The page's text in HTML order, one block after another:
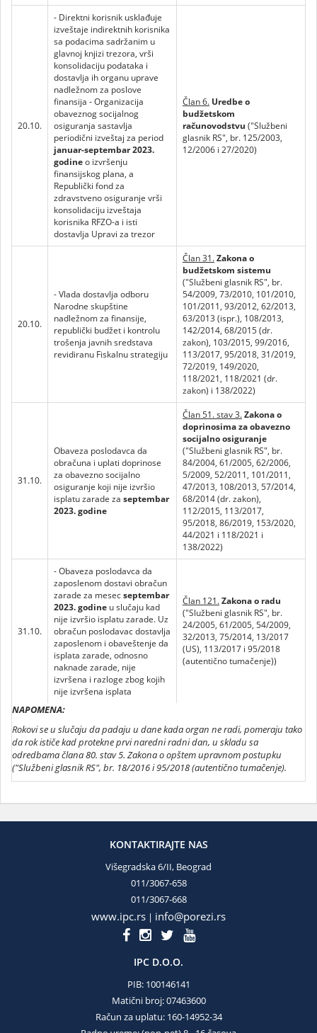
20.10.
- Direktni korisnik usklađuje
izveštaje indirektnih korisnika
sa podacima sadržanim u
glavnoj knjizi trezora, vrši
konsolidaciju podataka i
dostavlja ih organu uprave
nadležnom za poslove
finansija - Organizacija
obaveznog socijalnog
osiguranja sastavlja
periodični izveštaj za period
januar-septembar 2023.
godineo izvršenju
finansijskog plana, a
Republički fond za
zdravstveno osiguranje vrši
konsolidaciju izveštaja
korisnika RFZO-a i isti
dostavlja Upravi za trezor
Član 6. Uredbe o
budžetskom
računovodstvu ("Službeni
glasnik RS", br. 125/2003,
12/2006 i 27/2020)
20.10.
- Vlada dostavlja odboru
Narodne skupštine
nadležnom za finansije,
republički budžet i kontrolu
trošenja javnih sredstava
revidiranu Fiskalnu strategiju
Član 31.Zakona o
budžetskom sistemu
("Službeni glasnik RS", br.
54/2009, 73/2010, 101/2010,
101/2011, 93/2012, 62/2013,
63/2013 (ispr.), 108/2013,
142/2014, 68/2015 (dr.
zakon), 103/2015, 99/2016,
113/2017, 95/2018, 31/2019,
72/2019, 149/2020,
118/2021, 118/2021 (dr.
zakon) i 138/2022)
31.10.
Obaveza poslodavca da
obračuna i uplati doprinose
za obavezno socijalno
osiguranje koji nije izvršio
isplatu zarade za septembar
2023. godine
Član 51. stav 3.Zakona o
doprinosima za obavezno
socijalno osiguranje
("Službeni glasnik RS", br.
84/2004, 61/2005, 62/2006,
5/2009, 52/2011, 101/2011,
47/2013, 108/2013, 57/2014,
68/2014 (dr. zakon),
112/2015, 113/2017,
95/2018, 86/2019, 153/2020,
44/2021 i 118/2021 i
138/2022)
31.10.
- Obaveza poslodavca da
zaposlenom dostavi obračun
zarade za mesecseptembar
2023. godine u slučaju kad
nije izvršio isplatu zarade. Uz
obračun poslodavac dostavlja
zaposlenom i obaveštenje da
isplata zarade, odnosno
naknade zarade, nije
izvršena i razloge zbog kojih
nije izvršena isplata
Član 121.Zakona o radu
("Službeni glasnik RS", br.
24/2005, 61/2005, 54/2009,
32/2013, 75/2014, 13/2017
(US), 113/2017 i 95/2018
(autentično tumačenje))
NAPOMENA:
Rokovi se u slučaju da padaju u dane kada organ ne radi, pomeraju tako
da rok ističe kad protekne prvi naredni radni dan, u skladu sa
odredbama člana 80. stav 5. Zakona o opštem upravnom postupku
("Službeni glasnik RS", br. 18/2016 i 95/2018 (autentično tumačenje).
KONTAKTIRAJTE NAS
Višegradska 6/II, Beograd
011/3067-658
011/3067-668
www.ipc.rs | info@porezi.rs
IPC D.O.O.
PIB: 100146141
Matični broj: 07463600
Račun za uplatu: 160-14952-34